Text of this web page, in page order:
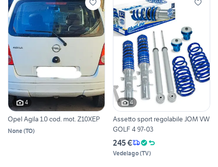
4
Opel Agila 1.0 cod. mot. Z10XEP
None(TO)
4
Assetto sport regolabile JOM VW
GOLF 4 97-03
245 €
Vedelago(TV)